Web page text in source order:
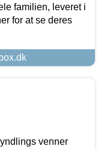
familien, leveret i
for at se deres
venner